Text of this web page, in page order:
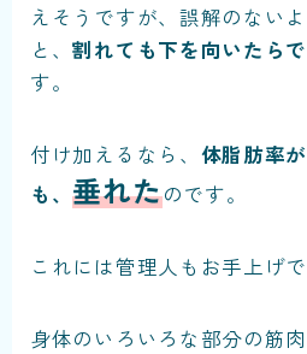
えそうですが、誤解のない
と、割れても下を向いたら
す。
付け加えるなら、 体脂肪率
も、垂れたのです。
これには管理人もお手上げで
身体のいろいろな部分の筋